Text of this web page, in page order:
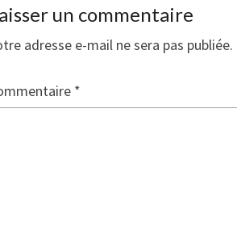
un commentaire
adresse e-mail ne sera pas publiée.
*